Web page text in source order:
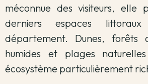
méconnue des visiteurs, elle
derniers espaces
département. Dunes, forêts
humides et plages
écosystème particulièrement